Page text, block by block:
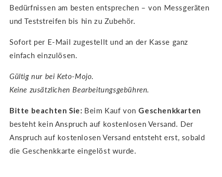
Bedürfnissen am besten entsprechen – von Messgeräten
und Teststreifen bis hin zu Zubehör.
Sofort per E-Mail zugestellt und an der Kasse ganz
einfach einzulösen.
Gültig nur bei Keto-Mojo.
Keine zusätzlichen Bearbeitungsgebühren.
Bitte beachten Sie: Beim Kauf von Geschenkkarten
besteht kein Anspruch auf kostenlosen Versand. Der
Anspruch auf kostenlosen Versand entsteht erst, sobald
die Geschenkkarte eingelöst wurde.